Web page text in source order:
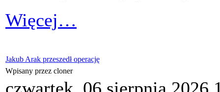
Więcej…
Jakub Arak przeszedł operację
Wpisany przez cloner